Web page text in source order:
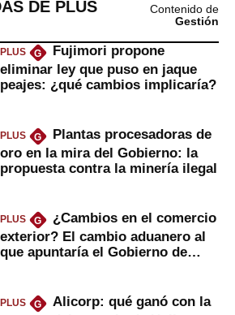
DE PLUS
Contenido de
Gestión
PLUS G
Fujimori propone
eliminar ley que puso en jaque
peajes: ¿qué cambios implicaría?
PLUS G
Plantas procesadoras de
oro en la mira del Gobierno: la
propuesta contra la minería ilegal
PLUS G
¿Cambios en el comercio
exterior? El cambio aduanero al
que apuntaría el Gobierno de
PLUS G
Alicorp: qué ganó con la